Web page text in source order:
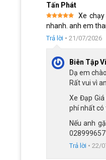
Ghi đông cánh
Xe được trang bị ghi
nâng hạ dễ dàng,
Tấn Phát
Được xếp
hạng 5 5
sao
Xe
nhanh. anh em
Trả lời • 21/07/2026
Biên Tập
Dạ em
Rất vui vì
Xe Đạp
phí nhất có
Nếu anh
Trả lời • 22/